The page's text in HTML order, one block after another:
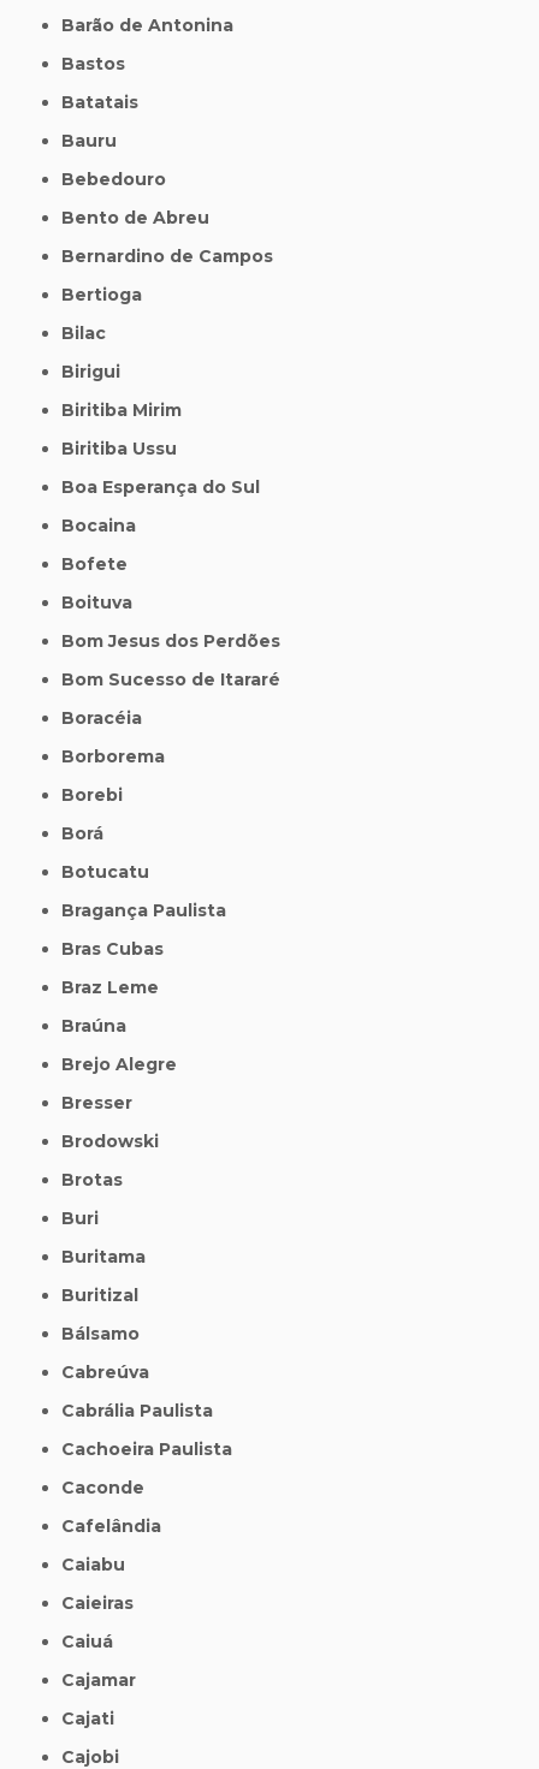
Barão de Antonina
Bastos
Batatais
Bauru
Bebedouro
Bento de Abreu
Bernardino de Campos
Bertioga
Bilac
Birigui
Biritiba Mirim
Biritiba Ussu
Boa Esperança do Sul
Bocaina
Bofete
Boituva
Bom Jesus dos Perdões
Bom Sucesso de Itararé
Boracéia
Borborema
Borebi
Borá
Botucatu
Bragança Paulista
Bras Cubas
Braz Leme
Braúna
Brejo Alegre
Bresser
Brodowski
Brotas
Buri
Buritama
Buritizal
Bálsamo
Cabreúva
Cabrália Paulista
Cachoeira Paulista
Caconde
Cafelândia
Caiabu
Caieiras
Caiuá
Cajamar
Cajati
Cajobi